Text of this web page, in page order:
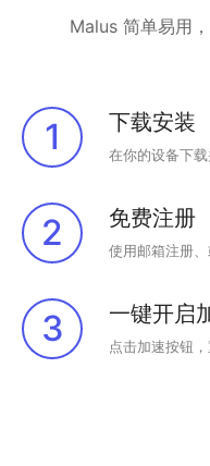
Malus 简单易用
1 下载安装
在你的设备下
2 免费注册
使用邮箱注册
3 一键开启
点击加速按钮